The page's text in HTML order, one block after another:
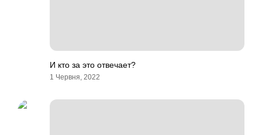
И кто за это отвечает?
1 Червня, 2022